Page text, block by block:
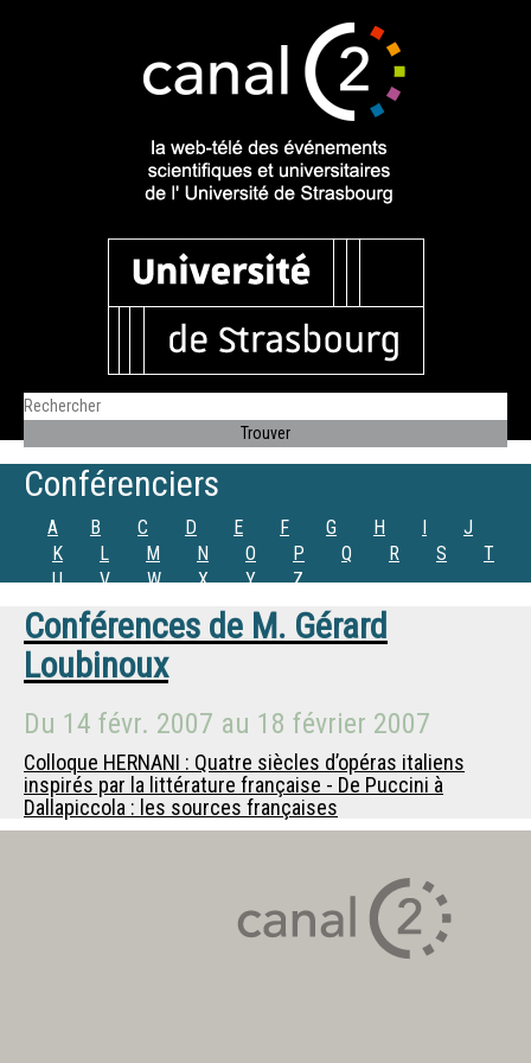
Conférenciers
A B C D E F G H I
J
K
L M N O P Q R S
T
U
V W X Y Z
Conférences de M. Gérard
Loubinoux
Du 14 févr. 2007 au 18 février 2007
Colloque HERNANI : Quatre siècles d’opéras italiens
inspirés par la littérature française - De Puccini à
Dallapiccola : les sources françaises